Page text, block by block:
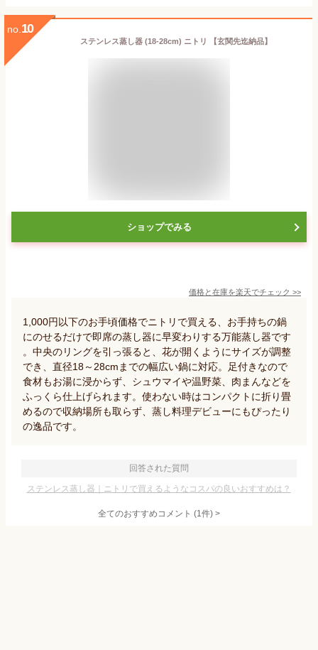
no. 10
ステンレス蒸し器 (18-28cm) ニトリ 【玄関先迄納品】
ショップでみる
価格と在庫を楽天でチェック >>
1,000円以下のお手頃価格でニトリで買える、お手持ちの鍋
にのせるだけで即席の蒸し器に早変わりする万能蒸し器です
。中央のリングを引っ張ると、花が開くようにサイズが調整
でき、直径18～28cmまでの幅広い鍋に対応。足付きなので
食材もお湯に浸からず、シュウマイや温野菜、肉まんなどを
ふっくら仕上げられます。使わない時はコンパクトに折り畳
めるので収納場所も取らず、蒸し料理デビューにもぴったり
の逸品です。
回答された質問
ステンレス蒸し器｜ニトリで買えるようなコスパの良いおすすめは？
全てのおすすめコメント (1件) >